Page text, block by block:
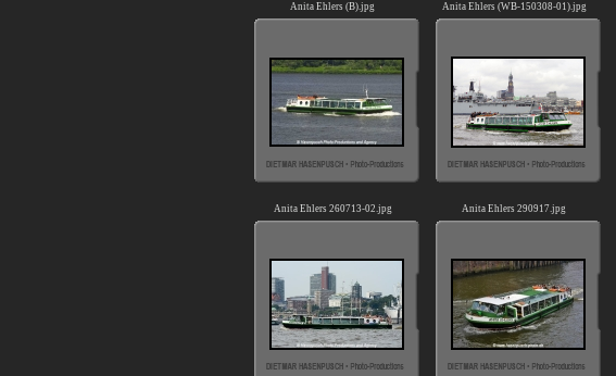
Anita Ehlers (B).jpg Anita Ehlers (WB-150308-01).jpg
Anita Ehlers 260713-02.jpg Anita Ehlers 290917.jpg